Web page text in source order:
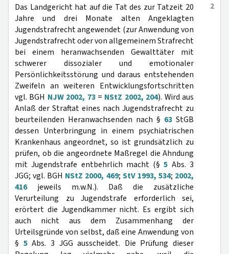
2
Das Landgericht hat auf die Tat des zur Tatzeit 20
Jahre und drei Monate alten Angeklagten
Jugendstrafrecht angewendet (zur Anwendung von
Jugendstrafrecht oder von allgemeinem Strafrecht
bei einem heranwachsenden Gewalttäter mit
schwerer dissozialer und emotionaler
Persönlichkeitsstörung und daraus entstehenden
Zweifeln an weiteren Entwicklungsfortschritten
vgl. BGH NJW 2002, 73= NStZ 2002, 204). Wird aus
Anlaß der Straftat eines nach Jugendstrafrecht zu
beurteilenden Heranwachsenden nach § 63 StGB
dessen Unterbringung in einem psychiatrischen
Krankenhaus angeordnet, so ist grundsätzlich zu
prüfen, ob die angeordnete Maßregel die Ahndung
mit Jugendstrafe entbehrlich macht (§5 Abs. 3
JGG; vgl. BGH NStZ 2000, 469; StV 1993, 534; 2002,
416jeweils m.w.N.). Daß die zusätzliche
Verurteilung zu Jugendstrafe erforderlich sei,
erörtert die Jugendkammer nicht. Es ergibt sich
auch nicht aus dem Zusammenhang der
Urteilsgründe von selbst, daß eine Anwendung von
§ 5Abs. 3 JGG ausscheidet. Die Prüfung dieser